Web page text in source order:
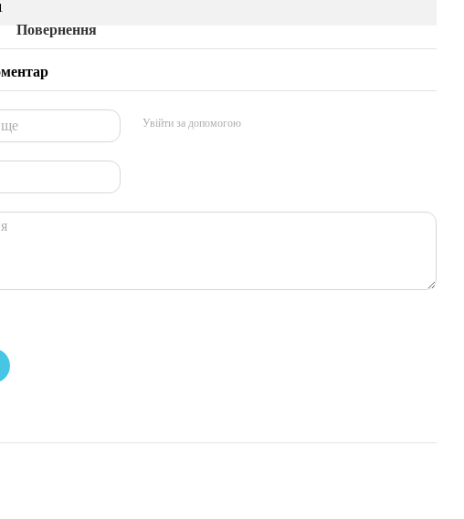
Повернення
Увійти за допомогою